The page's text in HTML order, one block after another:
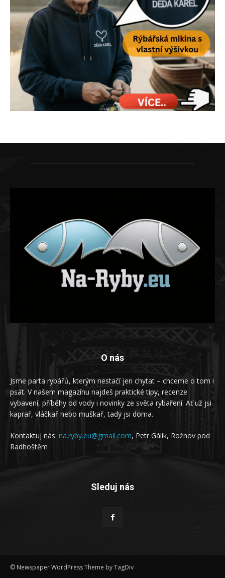
O nás
Jsme parta rybářů, kterým nestačí jen chytat – chceme o tom i
psát. V našem magazínu najdeš praktické tipy, recenze
vybavení, příběhy od vody i novinky ze světa rybaření. Ať už jsi
kaprař, vláčkař nebo muškař, tady jsi doma.
Kontaktuj nás: na.ryby.eu@gmail.com, Petr Gálik, Rožnov pod
Radhoštěm
Sleduj nás
© Newspaper WordPress Theme by TagDiv